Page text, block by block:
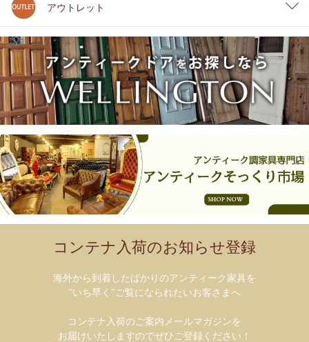
アウトレット
コンテナ入荷のお知らせ登録
海外から到着したばかりのアンティーク家具を
”いち早く”ご覧になられたいお客さまへ
コンテナ入荷のご案内メールマガジンを
お届けいたしますのでぜひご登録ください！